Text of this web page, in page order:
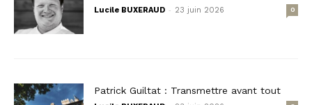
Lucile BUXERAUD - 23 juin 2026 0
Patrick Guiltat : Transmettre avant tout